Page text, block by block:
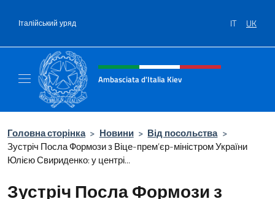
Італійський уряд IT UK
Intestazione sito, social e menù
Ambasciata d'Italia Kiev
Головна сторінка > Новини > Від посольства >
Зустріч Посла Формози з Віце-прем’єр-міністром України
Юлією Свириденко: у центрі...
Зустріч Посла Формози з